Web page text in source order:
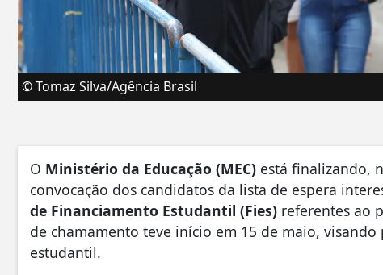
© Tomaz Silva/Agência Brasil
O Ministério da Educação (MEC) está finalizando,
convocação dos candidatos da lista de espera
de Financiamento Estudantil (Fies) referentes ao
de chamamento teve início em 15 de maio,
estudantil.